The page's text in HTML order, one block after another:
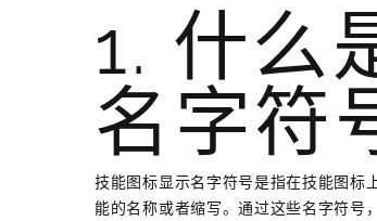
1. 什么
名字符
技能图标显示名字符号是指在技能图标
能的名称或者缩写。通过这些名字符号